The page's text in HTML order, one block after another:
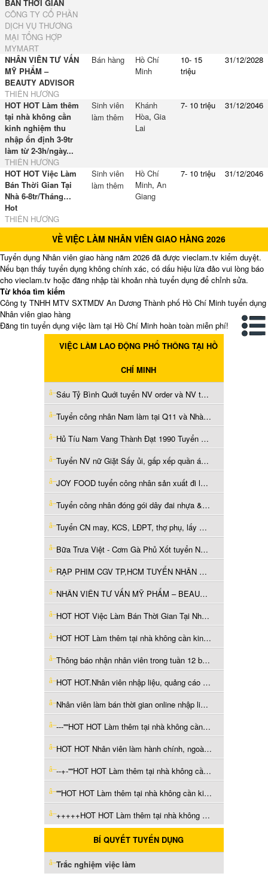
BÁN THỜI GIAN
CÔNG TY CỔ PHẦN
DỊCH VỤ THƯƠNG
MẠI TỔNG HỢP
MYMART
NHÂN VIÊN TƯ VẤN
MỸ PHẨM –
BEAUTY ADVISOR
THIÊN HƯƠNG
Bán hàng
Hồ Chí
Minh
10- 15
triệu
31/12/2028
HOT HOT Làm thêm
tại nhà không cần
kinh nghiệm thu
nhập ổn định 3-9tr
làm từ 2-3h/ngày...
THIÊN HƯƠNG
Sinh viên
làm thêm
Khánh
Hòa, Gia
Lai
7- 10 triệu 31/12/2046
HOT HOT Việc Làm
Bán Thời Gian Tại
Nhà 6-8tr/Tháng…
Hot
THIÊN HƯƠNG
Sinh viên
làm thêm
Hồ Chí
Minh, An
Giang
7- 10 triệu 31/12/2046
VỀ VIỆC LÀM NHÂN VIÊN GIAO HÀNG 2026
Tuyển dụng Nhân viên giao hàng năm 2026 đã được vieclam.tv kiểm duyệt.
Nếu bạn thấy tuyển dụng không chính xác, có dấu hiệu lừa đảo vui lòng báo
cho vieclam.tv hoặc đăng nhập tài khoản nhà tuyển dụng để chỉnh sửa.
Từ khóa tìm kiếm
Công ty TNHH MTV SXTMDV An Dương Thành phố Hồ Chí Minh tuyển dụng
Nhân viên giao hàng
Đăng tin tuyển dụng việc làm tại Hồ Chí Minh hoàn toàn miễn phí!
VIỆC LÀM LAO ĐỘNG PHỔ THÔNG TẠI HỒ
CHÍ MINH
Sáu Tỷ Bình Quới tuyển NV order và NV tạp vụ
Tuyển công nhân Nam làm tại Q11 và Nhà Bè , có bao ăn
Hủ Tíu Nam Vang Thành Đạt 1990 Tuyển LĐPT làm ngay
Tuyển NV nữ Giặt Sấy ủi, gấp xếp quần áo làm Phú Nhuận
JOY FOOD tuyển công nhân sản xuất đi làm ngay
Tuyển công nhân đóng gói dây đai nhựa & NVVP làm ở Nhà Bè
Tuyển CN may, KCS, LĐPT, thợ phụ, lấy mẫu... làm ở Thủ Đức
Bữa Trưa Việt - Cơm Gà Phủ Xốt tuyển Nam phụ bếp ở Tân Bình
RẠP PHIM CGV TP,HCM TUYỂN NHÂN VIÊN SOÁT VÉ, BÁN VÉ LÀM BÁN THỜI GIAN
NHÂN VIÊN TƯ VẤN MỸ PHẨM – BEAUTY ADVISOR
HOT HOT Việc Làm Bán Thời Gian Tại Nhà 6-8tr/Tháng…Hot
HOT HOT Làm thêm tại nhà không cần kinh nghiệm thu nhập ổn định 3-9tr làm từ 2-3h/ngày
Thông báo nhận nhân viên trong tuần 12 bạn lương cao 7-9tr/tháng làm thêm tại nhà 2-3h/ngày
HOT HOT.Nhân viên nhập liệu, quảng cáo -Việc làm tại nhà lương 4-16 triệu/ tháng chỉ với 2-3h/ngHOT HOT
Nhân viên làm bán thời gian online nhập liệu, đăng tin, thời gian tự do thu nhập ổn định lương thỏa thuận
---''''HOT HOT Làm thêm tại nhà không cần kinh nghiệm thu nhập ổn định 3-9tr làm từ 2-3h/ngày
HOT HOT Nhân viên làm hành chính, ngoài giờ, lương cao, uy tín, thu nhập ổn định
--+-''''HOT HOT Làm thêm tại nhà không cần kinh nghiệm thu nhập ổn định 3-9tr làm từ 2-3h/ngày+
''''HOT HOT Làm thêm tại nhà không cần kinh nghiệm thu nhập ổn định 3-9tr làm từ 2-3h/ngày
+++++HOT HOT Làm thêm tại nhà không cần kinh nghiệm thu nhập ổn định 3-9tr làm từ 2-3h/ngày
BÍ QUYẾT TUYỂN DỤNG
Trắc nghiệm việc làm